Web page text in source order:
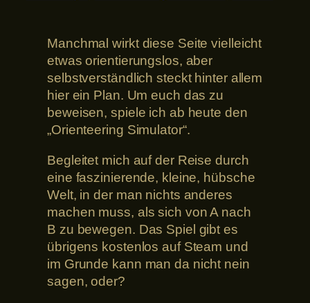
Manchmal wirkt diese Seite vielleicht
etwas orientierungslos, aber
selbstverständlich steckt hinter allem
hier ein Plan. Um euch das zu
beweisen, spiele ich ab heute den
„Orienteering Simulator“.
Begleitet mich auf der Reise durch
eine faszinierende, kleine, hübsche
Welt, in der man nichts anderes
machen muss, als sich von A nach
B zu bewegen. Das Spiel gibt es
übrigens kostenlos auf Steam und
im Grunde kann man da nicht nein
sagen, oder?